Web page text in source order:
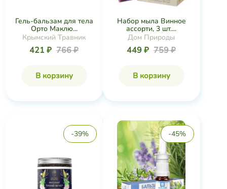
Гель-бальзам для тела
Орто Маклю...
Крымский Травник
421 ₽ 766 ₽
В корзину
Набор мыла Винное
ассорти, 3 шт....
Дом Природы
449 ₽ 759 ₽
В корзину
-39% -45%